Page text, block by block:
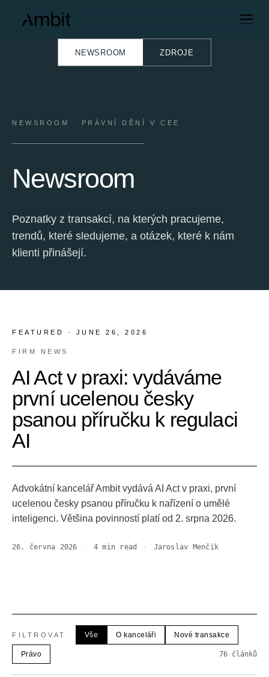
NEWSROOM ZDROJE
NEWSROOM · PRÁVNÍ DĚNÍ V CEE
Newsroom
Poznatky z transakcí, na kterých pracujeme,
trendů, které sledujeme, a otázek, které k nám
klienti přinášejí.
FEATURED · JUNE 26, 2026
FIRM NEWS
AI Act v praxi: vydáváme
první ucelenou česky
psanou příručku k regulaci
AI
Advokátní kancelář Ambit vydává AI Act v praxi, první
ucelenou česky psanou příručku k nařízení o umělé
inteligenci. Většina povinností platí od 2. srpna 2026.
26. června 2026 · 4 min read · Jaroslav Menčík
FILTROVAT Vše O kanceláři Nové transakce
Právo 76 článků